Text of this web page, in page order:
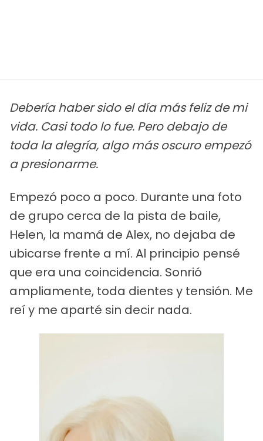
Debería haber sido el día más feliz de mi
vida. Casi todo lo fue. Pero debajo de
toda la alegría, algo más oscuro empezó
a presionarme.
Empezó poco a poco. Durante una foto
de grupo cerca de la pista de baile,
Helen, la mamá de Alex, no dejaba de
ubicarse frente a mí. Al principio pensé
que era una coincidencia. Sonrió
ampliamente, toda dientes y tensión. Me
reí y me aparté sin decir nada.